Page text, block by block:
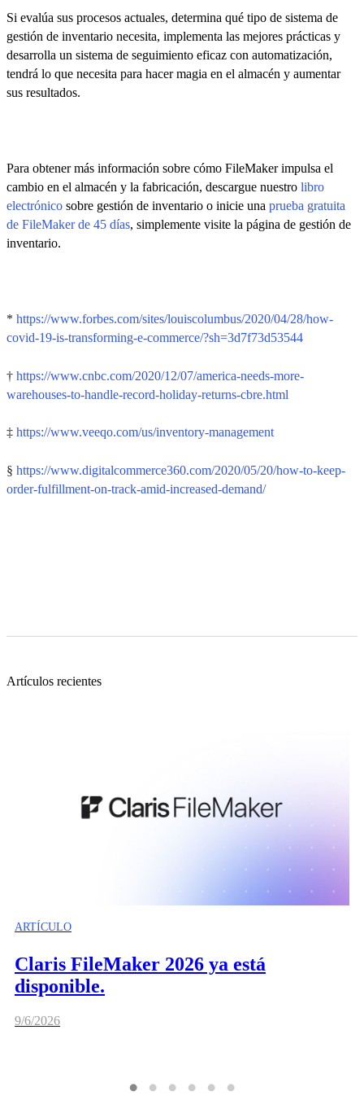
Si evalúa sus procesos actuales, determina qué tipo de sistema de
gestión de inventario necesita, implementa las mejores prácticas y
desarrolla un sistema de seguimiento eficaz con automatización,
tendrá lo que necesita para hacer magia en el almacén y aumentar
sus resultados.
Para obtener más información sobre cómo FileMaker impulsa el
cambio en el almacén y la fabricación, descargue nuestro libro
electrónico sobre gestión de inventario o inicie una prueba gratuita
de FileMaker de 45 días, simplemente visite la página de gestión de
inventario.
* https://www.forbes.com/sites/louiscolumbus/2020/04/28/how-
covid-19-is-transforming-e-commerce/?sh=3d7f73d53544
† https://www.cnbc.com/2020/12/07/america-needs-more-
warehouses-to-handle-record-holiday-returns-cbre.html
‡ https://www.veeqo.com/us/inventory-management
§ https://www.digitalcommerce360.com/2020/05/20/how-to-keep-
order-fulfillment-on-track-amid-increased-demand/
Artículos recientes
ARTÍCULO
Claris FileMaker 2026 ya está
disponible.
9/6/2026